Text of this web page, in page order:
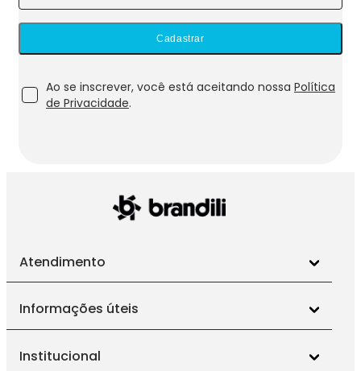
Cadastrar
Ao se inscrever, você está aceitando nossa Política
de Privacidade.
Atendimento
Informações úteis
Institucional